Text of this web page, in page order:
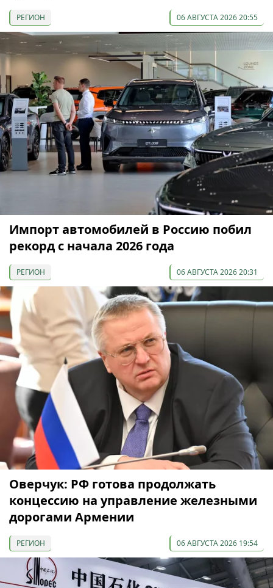
РЕГИОН 06 АВГУСТА 2026 20:55
Импорт автомобилей в Россию побил
рекорд с начала 2026 года
РЕГИОН 06 АВГУСТА 2026 20:31
Оверчук: РФ готова продолжать
концессию на управление железными
дорогами Армении
РЕГИОН 06 АВГУСТА 2026 19:54